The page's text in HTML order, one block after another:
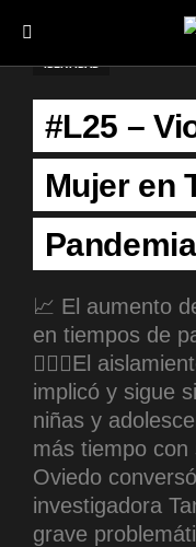
IDENTIDAD
#L25 –
Mujer en
Pandemia
📈 El aumento
en tiempos de
🙅🏻‍♀️El
implicó y sigue
niñas y
más tiempo
Oviedo
investigadora
grave